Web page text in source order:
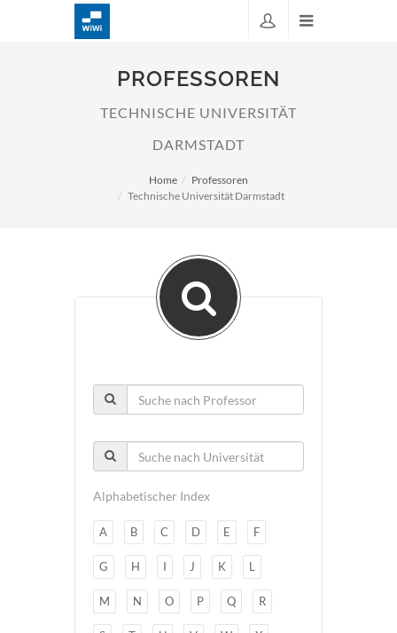
PROFESSOREN
TECHNISCHE UNIVERSITÄT
DARMSTADT
Home
Professoren
Technische Universität Darmstadt
Alphabetischer Index
A B C D E F
G H I J K L
M N O P Q R